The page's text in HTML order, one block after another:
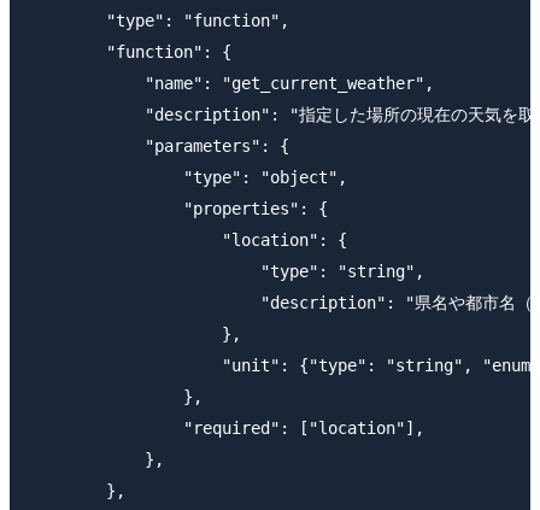
        "type": "function",
        "function": {
            "name": "get_current_weather",
"description": "指定した場所の現在の天気を取
            "parameters": {
                "type": "object",
                "properties": {
                    "location": {
                        "type": "string",
"description": "県名や都市名（
                    },
"unit": {"type": "string",
                },
                "required": ["location"],
            },
        },